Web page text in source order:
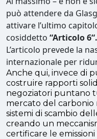
può attendere da
attivare l’ultimo
cosiddetto “Articolo 6“.
L’articolo prevede la
internazionale per
Anche qui, invece di
costruire rapporti
negoziatori puntano
mercato del
sistemi di scambio
creando un
certificare le